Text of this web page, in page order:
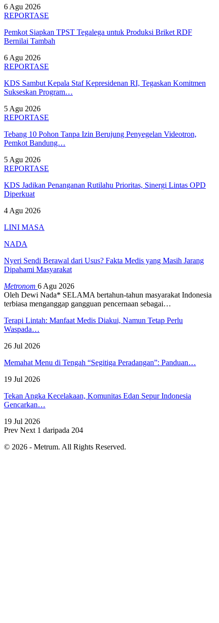
6 Agu 2026
REPORTASE
Pemkot Siapkan TPST Tegalega untuk Produksi Briket RDF
Bernilai Tambah
6 Agu 2026
REPORTASE
KDS Sambut Kepala Staf Kepresidenan RI, Tegaskan Komitmen
Sukseskan Program…
5 Agu 2026
REPORTASE
Tebang 10 Pohon Tanpa Izin Berujung Penyegelan Videotron,
Pemkot Bandung…
5 Agu 2026
REPORTASE
KDS Jadikan Penanganan Rutilahu Prioritas, Sinergi Lintas OPD
Diperkuat
4 Agu 2026
LINI MASA
NADA
Nyeri Sendi Berawal dari Usus? Fakta Medis yang Masih Jarang
Dipahami Masyarakat
Metronom 6 Agu 2026
Oleh Dewi Nada* SELAMA bertahun-tahun masyarakat Indonesia
terbiasa menganggap gangguan pencernaan sebagai…
Terapi Lintah: Manfaat Medis Diakui, Namun Tetap Perlu
Waspada…
26 Jul 2026
Memahat Menu di Tengah “Segitiga Peradangan”: Panduan…
19 Jul 2026
Tekan Angka Kecelakaan, Komunitas Edan Sepur Indonesia
Gencarkan…
19 Jul 2026
Prev Next 1 daripada 204
© 2026 - Metrum. All Rights Reserved.